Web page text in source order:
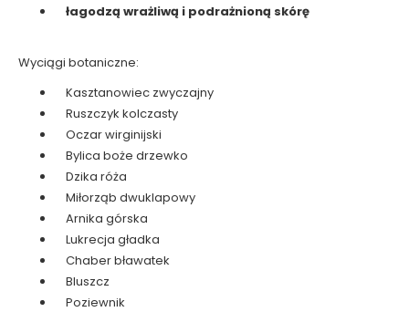
łagodzą wrażliwą i podrażnioną skórę
Wyciągi botaniczne:
Kasztanowiec zwyczajny
Ruszczyk kolczasty
Oczar wirginijski
Bylica boże drzewko
Dzika róża
Miłorząb dwuklapowy
Arnika górska
Lukrecja gładka
Chaber bławatek
Bluszcz
Poziewnik